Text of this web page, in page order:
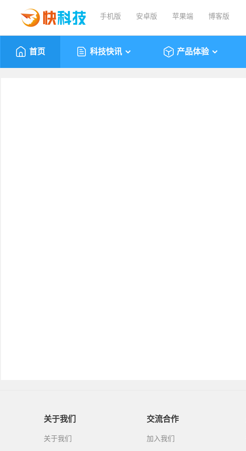
手机版 安卓版 苹果端 博客版
首页 科技快讯 产品体验
关于我们
关于我们
交流合作
加入我们